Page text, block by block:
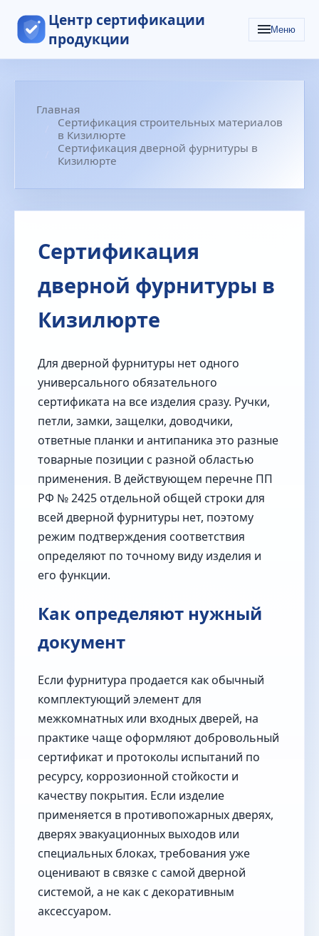
Центр сертификации
продукции
Меню
Главная
Сертификация строительных материалов
в Кизилюрте
Сертификация дверной фурнитуры в
Кизилюрте
Сертификация
дверной фурнитуры в
Кизилюрте
Для дверной фурнитуры нет одного
универсального обязательного
сертификата на все изделия сразу. Ручки,
петли, замки, защелки, доводчики,
ответные планки и антипаника это разные
товарные позиции с разной областью
применения. В действующем перечне ПП
РФ № 2425 отдельной общей строки для
всей дверной фурнитуры нет, поэтому
режим подтверждения соответствия
определяют по точному виду изделия и
его функции.
Как определяют нужный
документ
Если фурнитура продается как обычный
комплектующий элемент для
межкомнатных или входных дверей, на
практике чаще оформляют добровольный
сертификат и протоколы испытаний по
ресурсу, коррозионной стойкости и
качеству покрытия. Если изделие
применяется в противопожарных дверях,
дверях эвакуационных выходов или
специальных блоках, требования уже
оценивают в связке с самой дверной
системой, а не как с декоративным
аксессуаром.